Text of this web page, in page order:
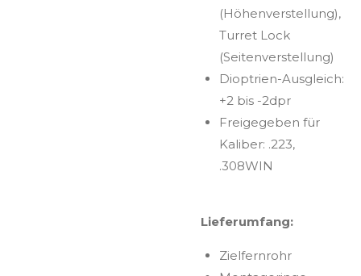
(Höhenverstellung),
Turret Lock
(Seitenverstellung)
Dioptrien-Ausgleich:
+2 bis -2dpr
Freigegeben für
Kaliber: .223,
.308WIN
Lieferumfang:
Zielfernrohr